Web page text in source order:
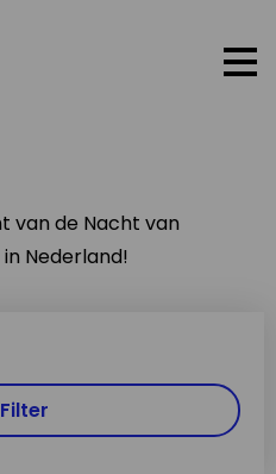
van de Nacht van
Nederland!
Filter